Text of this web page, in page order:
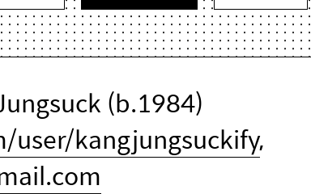
(b.1984)
user/kangjungsuckify,